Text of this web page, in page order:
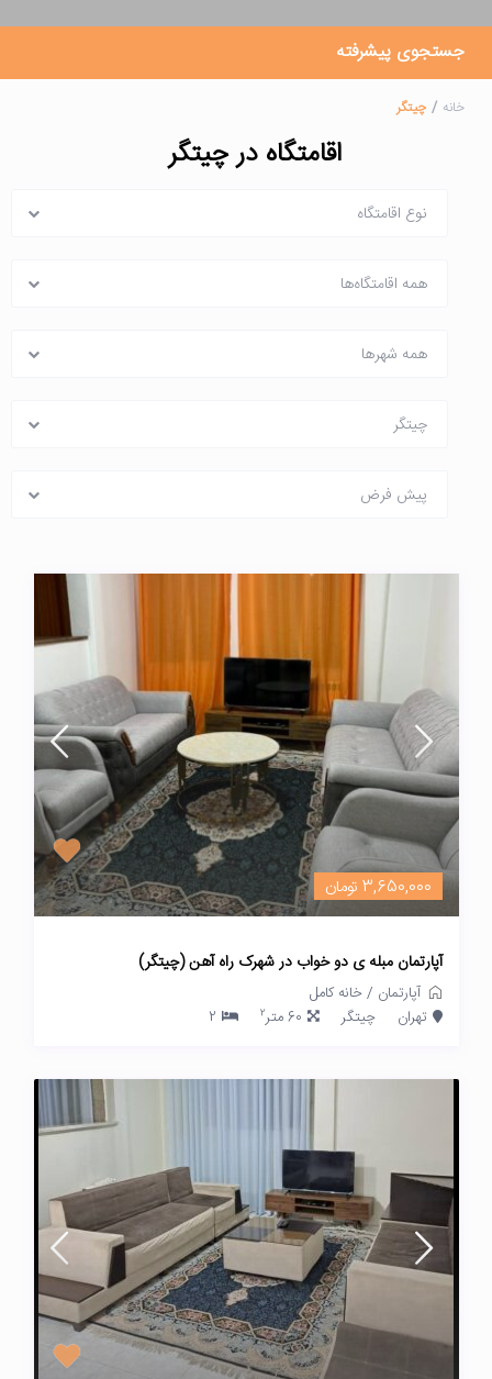
جستجوی پیشرفته
خانه چیتگر
اقامتگاه در چیتگر
نوع اقامتگاه
همه اقامتگاه‌ها
همه شهرها
چیتگر
پیش فرض
3,650,000 تومان
آپارتمان مبله ی دو خواب در شهرک راه آهن (چیتگر)
آپارتمان /خانه کامل
تهران
چیتگر 60 متر 2
2